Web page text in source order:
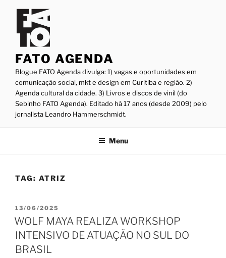
conteúdo
FATO AGENDA
Blogue FATO Agenda divulga: 1) vagas e oportunidades em
comunicação social, mkt e design em Curitiba e região. 2)
Agenda cultural da cidade. 3) Livros e discos de vinil (do
Sebinho FATO Agenda). Editado há 17 anos (desde 2009) pelo
jornalista Leandro Hammerschmidt.
Menu
TAG: ATRIZ
PUBLICADO
EM
13/06/2025
WOLF MAYA REALIZA WORKSHOP
INTENSIVO DE ATUAÇÃO NO SUL DO
BRASIL